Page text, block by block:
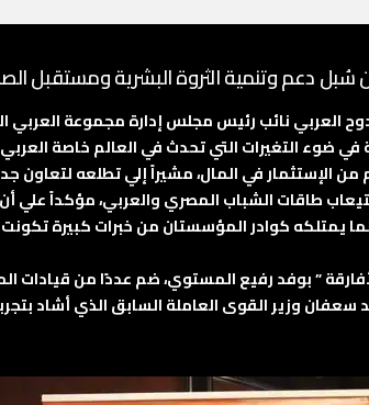
دعم وتنمية الثروة البشرية ومستقبل
نائب رئيس مجلس إدارة مجموعة العربي
ضوء التغيرات التي تحدث في العالم خاصة
الإستثمار في المال، مشيراً إلي تطلعه لتعاون
طاقات الشباب المصري والعربي، مؤكداً علي
يمتلكه كوادر المؤسستان من خبرات كبيرة
” بوفد رفيع المستوي، ضم عددًا من قيادات
وزير القوى العاملة السابق الذي أشاد